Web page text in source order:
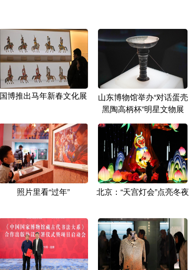
国博推出马年新春文化展
山东博物馆举办“对话蛋壳
黑陶高柄杯”明星文物展
照片里看“过年” 北京：“天宫灯会”点亮冬夜